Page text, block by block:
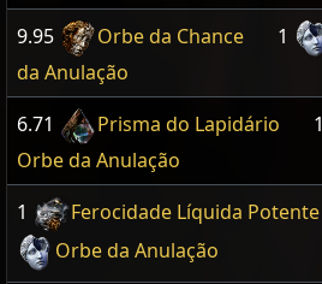
9.95 Orbe da Chance 1
da Anulação
6.71 Prisma do Lapidário
1
Orbe da Anulação
1 Ferocidade Líquida Potente
Orbe da Anulação